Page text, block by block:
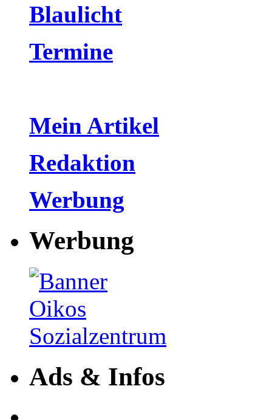
Blaulicht
Termine
Mein Artikel
Redaktion
Werbung
Werbung
Ads & Infos